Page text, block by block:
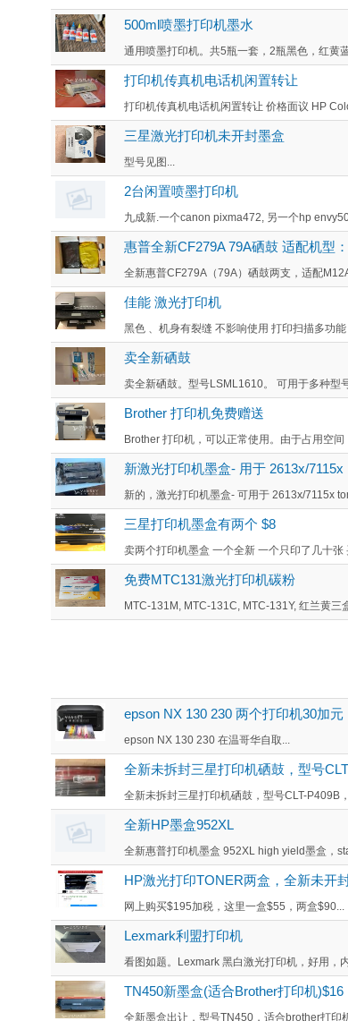
500ml喷墨打印机墨水
通用喷墨打印机。共5瓶一套，2瓶黑色，红黄
打印机传真机电话机闲置转让
打印机传真机电话机闲置转让 价格面议 HP
三星激光打印机未开封墨盒
型号见图...
2台闲置喷墨打印机
九成新.一个canon pixma472, 另一个hp
惠普全新CF279A 79A硒鼓 适配机型
全新惠普CF279A（79A）硒鼓两支，适配
佳能 激光打印机
黑色 、机身有裂缝 不影响使用 打印扫描多功
卖全新硒鼓
卖全新硒鼓。型号LSML1610。 可用于多种型
Brother 打印机免费赠送
Brother 打印机，可以正常使用。由于占用空间
新激光打印机墨盒- 用于 2613x/7115x
新的，激光打印机墨盒- 可用于 2613x/7115x
三星打印机墨盒有两个 $8
卖两个打印机墨盒 一个全新 一个只印了几十张
免费MTC131激光打印机碳粉
MTC-131M, MTC-131C, MTC-131Y, 红兰黄三
epson NX 130 230 两个打印机30加元
epson NX 130 230 在温哥华自取...
全新未拆封三星打印机硒鼓，型号
全新未拆封三星打印机硒鼓，型号CLT-P409B
全新HP墨盒952XL
全新惠普打印机墨盒 952XL high yield墨盒，
HP激光打印TONER两盒，全新未开
网上购买$195加税，这里一盒$55，两盒$90...
Lexmark利盟打印机
看图如题。Lexmark 黑白激光打印机，好用，
TN450新墨盒(适合Brother打印机)$16
全新墨盒出让，型号TN450，适合brother打印机